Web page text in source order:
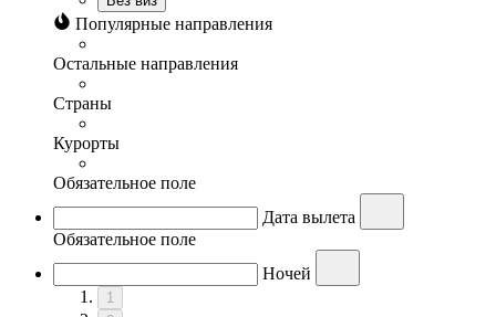
Популярные направления
Остальные направления
Страны
Курорты
Обязательное поле
Дата вылета
Обязательное поле
Ночей
1